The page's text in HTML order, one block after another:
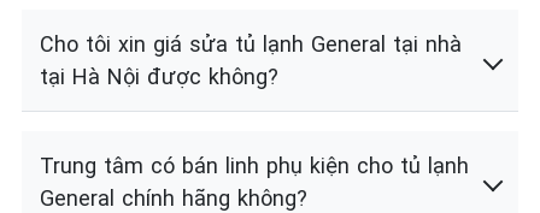
Cho tôi xin giá sửa tủ lạnh General tại nhà
tại Hà Nội được không?
Trung tâm có bán linh phụ kiện cho tủ lạnh
General chính hãng không?